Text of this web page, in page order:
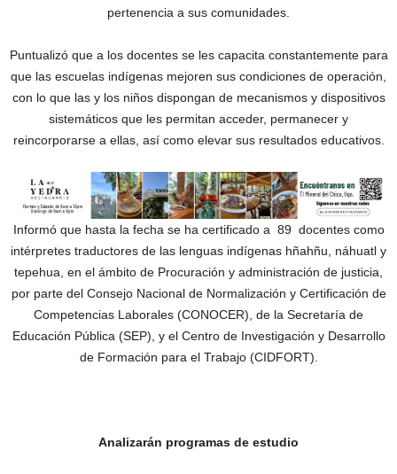
pertenencia a sus comunidades.
Puntualizó que a los docentes se les capacita constantemente para
que las escuelas indígenas mejoren sus condiciones de operación,
con lo que las y los niños dispongan de mecanismos y dispositivos
sistemáticos que les permitan acceder, permanecer y
reincorporarse a ellas, así como elevar sus resultados educativos.
Informó que hasta la fecha se ha certificado a 89 docentes como
intérpretes traductores de las lenguas indígenas hñahñu, náhuatl y
tepehua, en el ámbito de Procuración y administración de justicia,
por parte del Consejo Nacional de Normalización y Certificación de
Competencias Laborales (CONOCER), de la Secretaría de
Educación Pública (SEP), y el Centro de Investigación y Desarrollo
de Formación para el Trabajo (CIDFORT).
Analizarán programas de estudio